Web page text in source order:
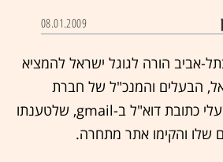
08.01.2009
אביב הורה לגוגל ישראל להמציא
הבעלים והמנכ"ל של חברת
ברוקרטוב, מידע על בעלי כתובת דוא"ל ב-gmail, שלטענתו
שלו והקימו אתר מתחרה.